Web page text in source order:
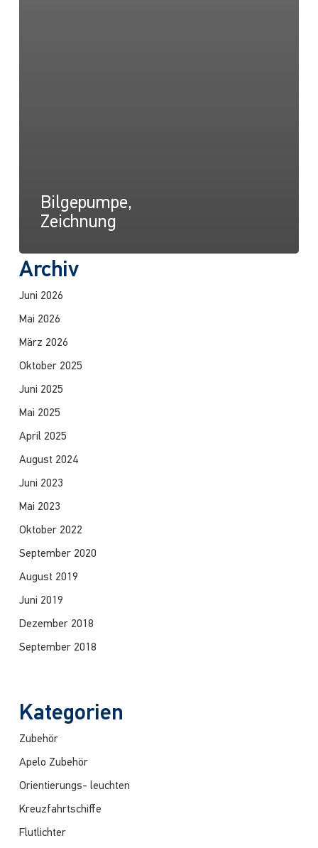
Bilgepumpe,
Zeichnung
Archiv
Juni 2026
Mai 2026
März 2026
Oktober 2025
Juni 2025
Mai 2025
April 2025
August 2024
Juni 2023
Mai 2023
Oktober 2022
September 2020
August 2019
Juni 2019
Dezember 2018
September 2018
Kategorien
Zubehör
Apelo Zubehör
Orientierungs- leuchten
Kreuzfahrtschiffe
Flutlichter